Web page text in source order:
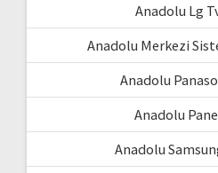
Anadolu Lg
Anadolu Merkezi
Anadolu
Anadolu
Anadolu